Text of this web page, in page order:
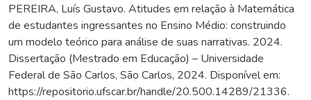
PEREIRA, Luís Gustavo. Atitudes em relação à Matemática
de estudantes ingressantes no Ensino Médio: construindo
um modelo teórico para análise de suas narrativas. 2024.
Dissertação (Mestrado em Educação) – Universidade
Federal de São Carlos, São Carlos, 2024. Disponível em:
https://repositorio.ufscar.br/handle/20.500.14289/21336.